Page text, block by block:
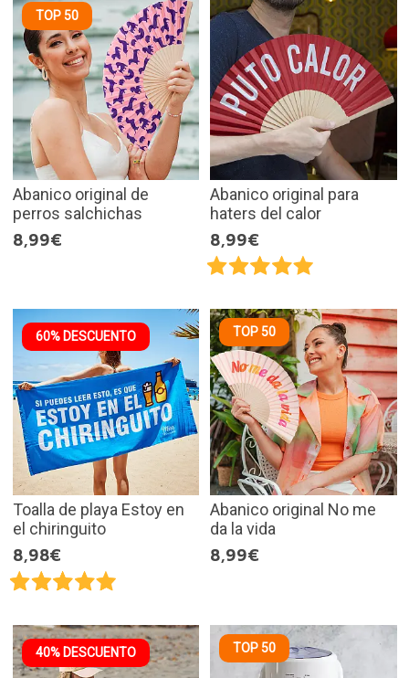
TOP 50
Abanico original de
perros salchichas
8,99€
Abanico original para
haters del calor
8,99€
60% DESCUENTO
Toalla de playa Estoy en
el chiringuito
8,98€
TOP 50
Abanico original No me
da la vida
8,99€
40% DESCUENTO TOP 50